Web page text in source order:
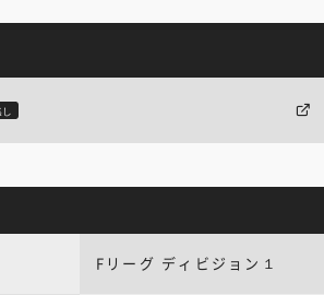
し
Fリーグ ディビジョン１